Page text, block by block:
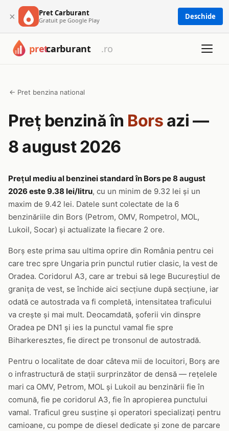
× Pret Carburant
Gratuit pe Google Play Deschide
← Pret benzina national
Preț benzină în Bors azi —
8 august 2026
Prețul mediu al benzinei standard în Bors pe 8 august
2026 este 9.38 lei/litru, cu un minim de 9.32 lei și un
maxim de 9.42 lei. Datele sunt colectate de la 6
benzinăriile din Bors (Petrom, OMV, Rompetrol, MOL,
Lukoil, Socar) și actualizate la fiecare 2 ore.
Borș este prima sau ultima oprire din România pentru cei
care trec spre Ungaria prin punctul rutier clasic, la vest de
Oradea. Coridorul A3, care ar trebui să lege Bucureștiul de
granița de vest, se închide aici secțiune după secțiune, iar
odată ce autostrada va fi completă, intensitatea traficului
va crește și mai mult. Deocamdată, șoferii vin dinspre
Oradea pe DN1 și ies la punctul vamal fie spre
Biharkeresztes, fie direct pe tronsonul de autostradă.
Pentru o localitate de doar câteva mii de locuitori, Borș are
o infrastructură de stații surprinzător de densă — rețelele
mari ca OMV, Petrom, MOL și Lukoil au benzinării fie în
comună, fie pe coridorul A3, fie în apropierea punctului
vamal. Traficul greu susține și operatori specializați pentru
camioane, cu pompe de diesel dedicate și zone de parcare